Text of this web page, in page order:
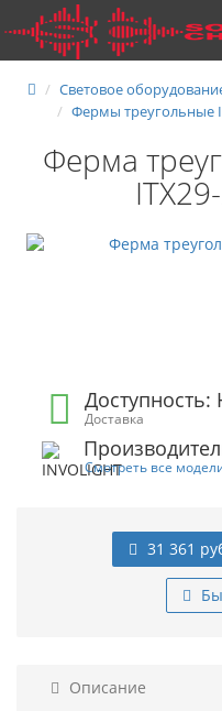
Световое
Фермы треугольные
Ферма
Доступность:
Доставка
Смотреть все
31 361
Описание